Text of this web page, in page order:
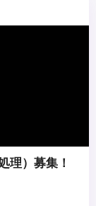
メント
対等に折衝でき
導できる方
持つ方
理）募集！